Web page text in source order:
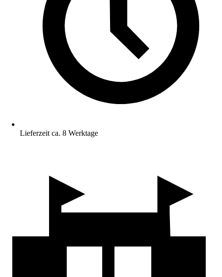
Lieferzeit ca. 8 Werktage